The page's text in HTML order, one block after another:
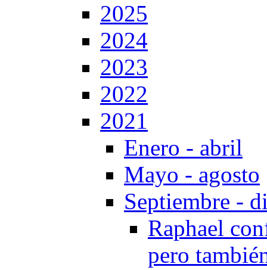
2025
2024
2023
2022
2021
Enero - abril
Mayo - agosto
Septiembre -
Raphael
pero